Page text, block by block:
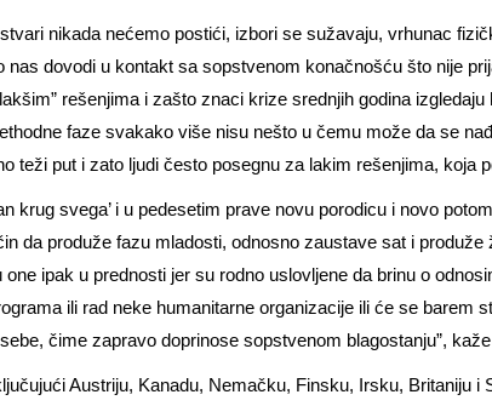
nikada nećemo postići, izbori se sužavaju, vrhunac
dovodi u kontakt sa sopstvenom konačnošću što nije
rešenjima i zašto znaci krize srednjih godina
faze svakako više nisu nešto u čemu može da se
teži put i zato ljudi često posegnu za lakim rešenjima, koja
krug svega’ i u pedesetim prave novu porodicu i novo
da produže fazu mladosti, odnosno zaustave sat i
ipak u prednosti jer su rodno uslovljene da brinu o
ili rad neke humanitarne organizacije ili će se
čime zapravo doprinose sopstvenom blagostanju”,
Austriju, Kanadu, Nemačku, Finsku, Irsku, Britaniju